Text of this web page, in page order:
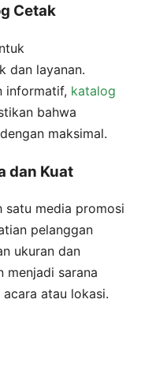
Cetak
dan layanan.
informatif, katalog
bahwa
maksimal.
dan Kuat
satu media promosi
pelanggan
ukuran dan
menjadi sarana
atau lokasi.